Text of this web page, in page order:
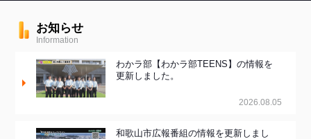
お知らせ
Information
わかラ部【わかラ部TEENS】の情報を
更新しました。
2026.08.05
和歌山市広報番組の情報を更新しまし